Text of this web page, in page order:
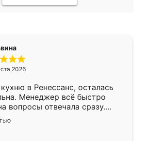
2026
в Ренессанс, осталась
Менеджер всё быстро
вопросы отвечала сразу.
в субботу, подошёл к
ответственностью. Собрали
работали аккуратно, даже